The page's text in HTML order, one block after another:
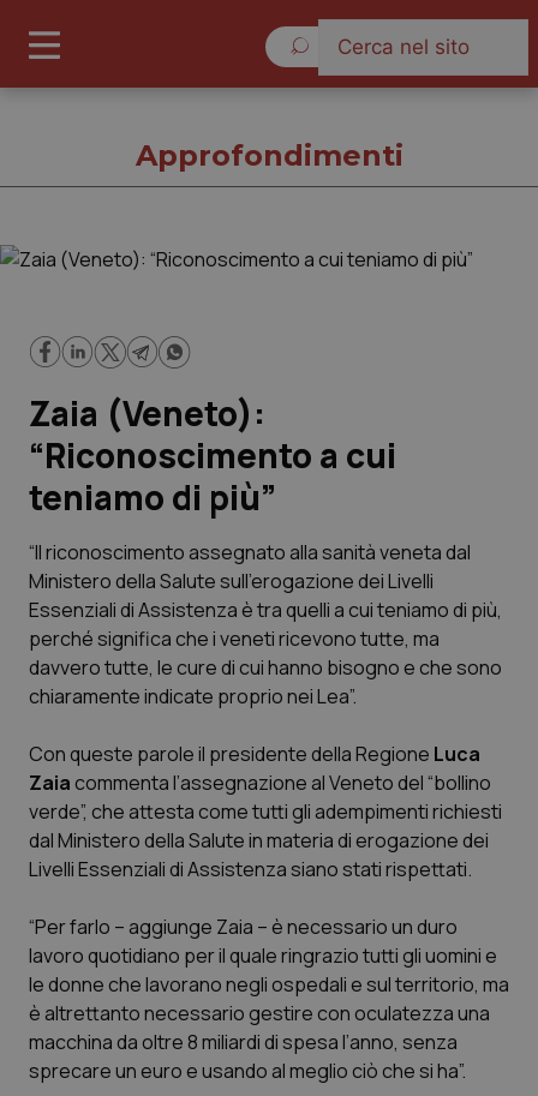
Cronache
Governo e Parlamento
Regioni e Asl
Scienza e Farmaci
Studi e Analisi
Edizioni Regionali
QS Pro
Abruzzo
Basilicata
QS Pro Gold
Artrite & artrosi
QS Club Newsletter
Approfondimenti
Zaia (Veneto):
“Riconoscimento a cui
teniamo di più”
“Il riconoscimento assegnato alla sanità veneta dal
Ministero della Salute sull’erogazione dei Livelli
Essenziali di Assistenza è tra quelli a cui teniamo di più,
perché significa che i veneti ricevono tutte, ma
davvero tutte, le cure di cui hanno bisogno e che sono
chiaramente indicate proprio nei Lea”.
Con queste parole il presidente della Regione Luca
Zaiacommenta l’assegnazione al Veneto del “bollino
verde”, che attesta come tutti gli adempimenti richiesti
dal Ministero della Salute in materia di erogazione dei
Livelli Essenziali di Assistenza siano stati rispettati.
“Per farlo – aggiunge Zaia – è necessario un duro
lavoro quotidiano per il quale ringrazio tutti gli uomini e
le donne che lavorano negli ospedali e sul territorio, ma
è altrettanto necessario gestire con oculatezza una
macchina da oltre 8 miliardi di spesa l’anno, senza
sprecare un euro e usando al meglio ciò che si ha”.